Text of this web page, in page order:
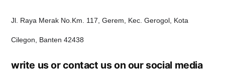
Jl. Raya Merak No.Km. 117, Gerem, Kec. Gerogol, Kota
Cilegon, Banten 42438
write us or contact us on our social media